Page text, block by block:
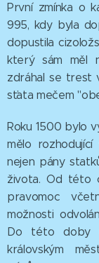
První zmínka o
995, kdy byla
dopustila
který sám měl
zdráhal se trest
sťata mečem
Roku 1500 bylo
mělo
nejen pány
života. Od této
pravomoc
možnosti
Do této doby
královským